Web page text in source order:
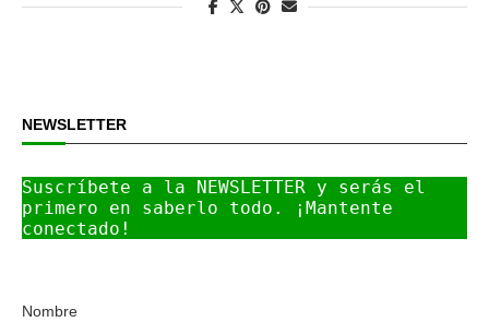
NEWSLETTER
Suscríbete a la NEWSLETTER y serás el
primero en saberlo todo. ¡Mantente
conectado!
Nombre